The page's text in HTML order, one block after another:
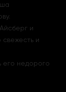
и
и
его недорого